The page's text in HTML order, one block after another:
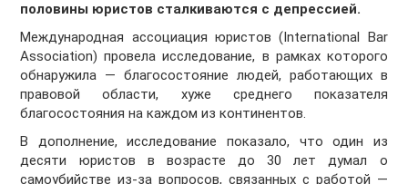
половины юристов сталкиваются с депрессией.
Международная ассоциация юристов (International Bar
Association) провела исследование, в рамках которого
обнаружила — благосостояние людей, работающих в
правовой области, хуже среднего показателя
благосостояния на каждом из континентов.
В дополнение, исследование показало, что один из
десяти юристов в возрасте до 30 лет думал о
самоубийстве из-за вопросов, связанных с работой —